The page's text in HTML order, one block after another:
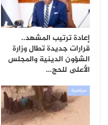
إعادة ترتيب المشهد..
قرارات جديدة تطال وزارة
الشؤون الدينية والمجلس
الأعلى للحج…
سياسية